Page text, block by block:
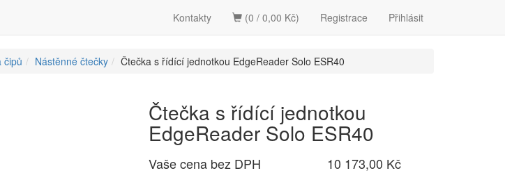
Registrace Přihlásit
Kontakty (0 / 0,00 Kč)
čipů Nástěnné čtečky Čtečka s řídící jednotkou EdgeReader Solo ESR40
Čtečka s řídící jednotkou
EdgeReader Solo ESR40
Vaše cena bez DPH
10 173,00 Kč